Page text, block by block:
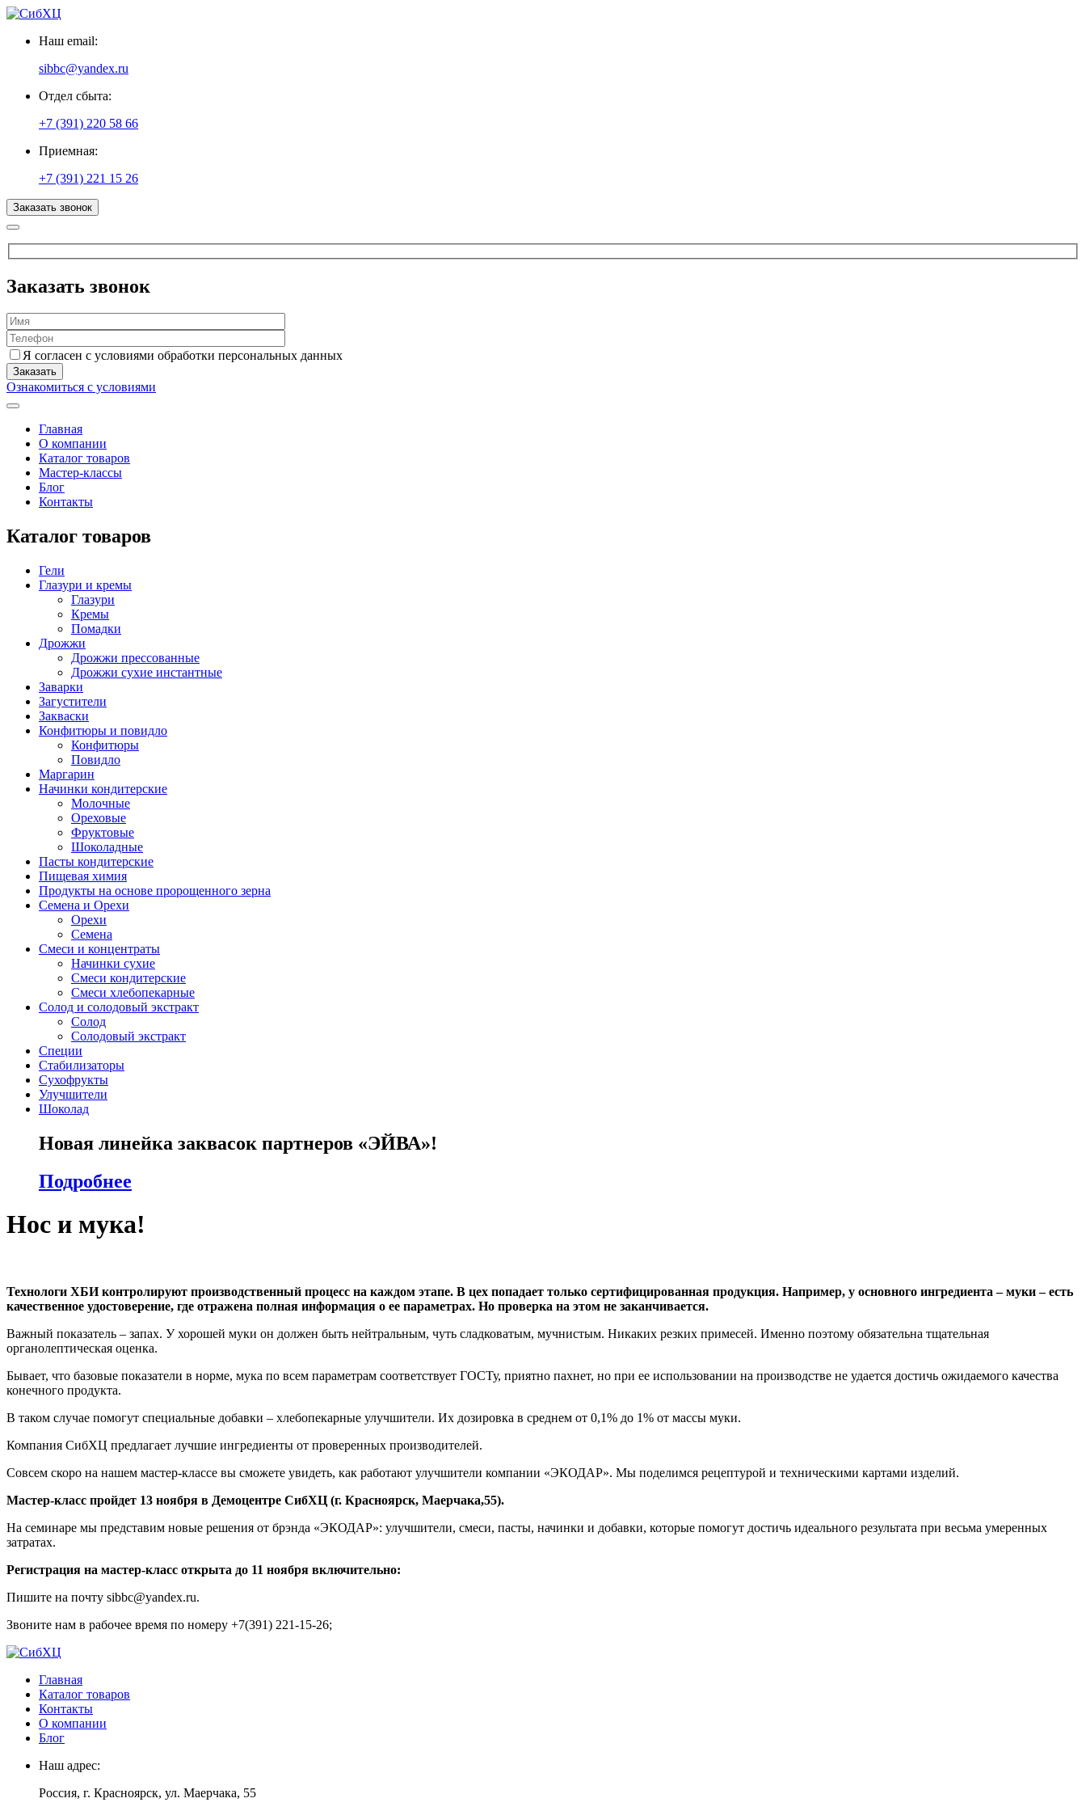
Наш email:
sibbc@yandex.ru
Отдел сбыта:
+7 (391) 220 58 66
Приемная:
+7 (391) 221 15 26
Заказать звонок
Заказать звонок
Я согласен с условиями обработки персональных данных
Ознакомиться с условиями
Главная
О компании
Каталог товаров
Мастер-классы
Блог
Контакты
Каталог товаров
Гели
Глазури и кремы
Глазури
Кремы
Помадки
Дрожжи
Дрожжи прессованные
Дрожжи сухие инстантные
Заварки
Загустители
Закваски
Конфитюры и повидло
Конфитюры
Повидло
Маргарин
Начинки кондитерские
Молочные
Ореховые
Фруктовые
Шоколадные
Пасты кондитерские
Пищевая химия
Продукты на основе пророщенного зерна
Семена и Орехи
Орехи
Семена
Смеси и концентраты
Начинки сухие
Смеси кондитерские
Смеси хлебопекарные
Солод и солодовый экстракт
Солод
Солодовый экстракт
Специи
Стабилизаторы
Сухофрукты
Улучшители
Шоколад
Новая линейка заквасок партнеров «ЭЙВА»!
Подробнее
Нос и мука!
Технологи ХБИ контролируют производственный процесс на каждом этапе. В цех попадает только сертифицированная продукция. Например, у основного ингредиента – муки – есть
качественное удостоверение, где отражена полная информация о ее параметрах. Но проверка на этом не заканчивается.
Важный показатель – запах. У хорошей муки он должен быть нейтральным, чуть сладковатым, мучнистым. Никаких резких примесей. Именно поэтому обязательна тщательная
органолептическая оценка.
Бывает, что базовые показатели в норме, мука по всем параметрам соответствует ГОСТу, приятно пахнет, но при ее использовании на производстве не удается достичь ожидаемого качества
конечного продукта.
В таком случае помогут специальные добавки – хлебопекарные улучшители. Их дозировка в среднем от 0,1% до 1% от массы муки.
Компания СибХЦ предлагает лучшие ингредиенты от проверенных производителей.
Совсем скоро на нашем мастер-классе вы сможете увидеть, как работают улучшители компании «ЭКОДАР». Мы поделимся рецептурой и техническими картами изделий.
Мастер-класс пройдет 13 ноября в Демоцентре СибХЦ (г. Красноярск, Маерчака,55).
На семинаре мы представим новые решения от брэнда «ЭКОДАР»: улучшители, смеси, пасты, начинки и добавки, которые помогут достичь идеального результата при весьма умеренных
затратах.
Регистрация на мастер-класс открыта до 11 ноября включительно:
Пишите на почту sibbc@yandex.ru.
Звоните нам в рабочее время по номеру +7(391) 221-15-26;
Главная
Каталог товаров
Контакты
О компании
Блог
Наш адрес:
Россия, г. Красноярск, ул. Маерчака, 55